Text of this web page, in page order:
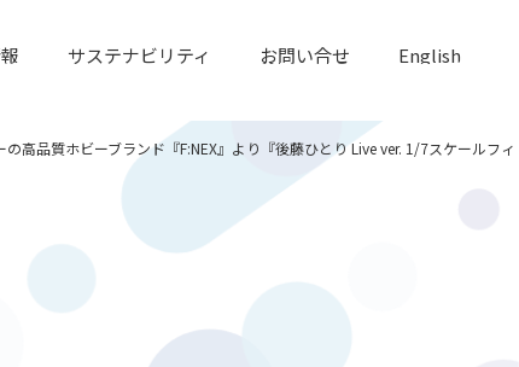
サステナビリティ お問い合せ English
高品質ホビーブランド『F:NEX』より『後藤ひとり Live ver. 1/7スケールフィ